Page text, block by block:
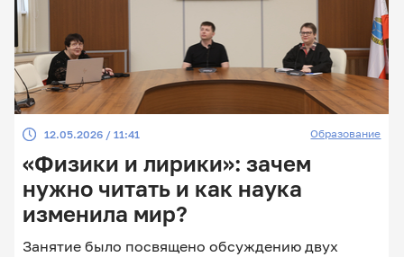
Поиск по дате
Поиск по темам
Главные
12.05.2026 / 11:41 Образование
«Физики и лирики»: зачем
нужно читать и как наука
изменила мир?
Занятие было посвящено обсуждению двух